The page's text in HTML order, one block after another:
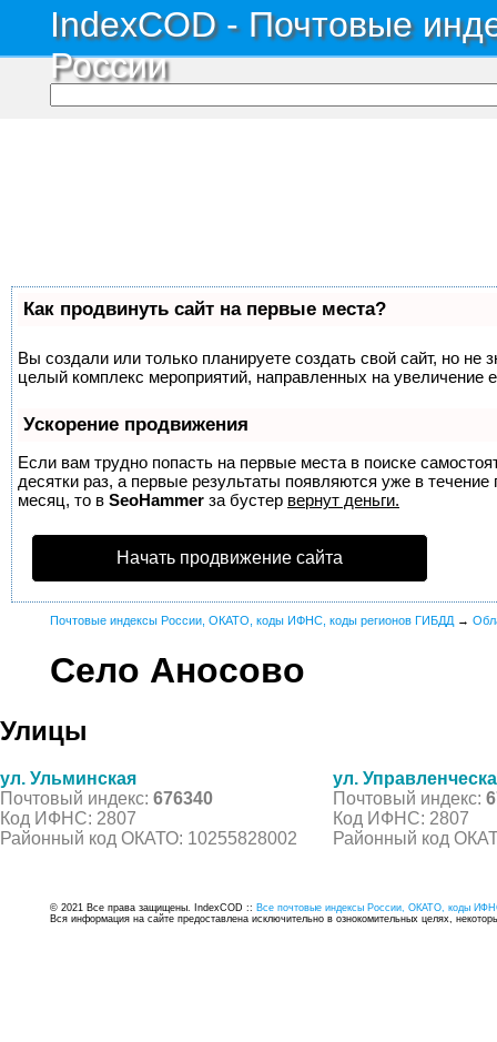
IndexCOD - Почтовые
России
Как продвинуть сайт на первые места?
Вы создали или только планируете создать свой сайт, но не
целый комплекс мероприятий, направленных на увеличение
Ускорение продвижения
Если вам трудно попасть на первые места в поиске
десятки раз, а первые результаты появляются уже в
месяц, то в SeoHammer за бустер вернут деньги.
Начать продвижение сайта
Почтовые индексы России, ОКАТО, коды ИФНС, коды регионов ГИБДД →
Село Аносово
Улицы
ул. Ульминская
Почтовый индекс: 676340
Код ИФНС: 2807
Районный код ОКАТО: 10255828002
ул.
Почтовый индекс:
Код ИФНС: 2807
Районный код
© 2021 Все права защищены. IndexCOD :: Все почтовые индексы России, ОКАТО, коды
Вся информация на сайте предоставлена исключительно в ознокомительных целях,